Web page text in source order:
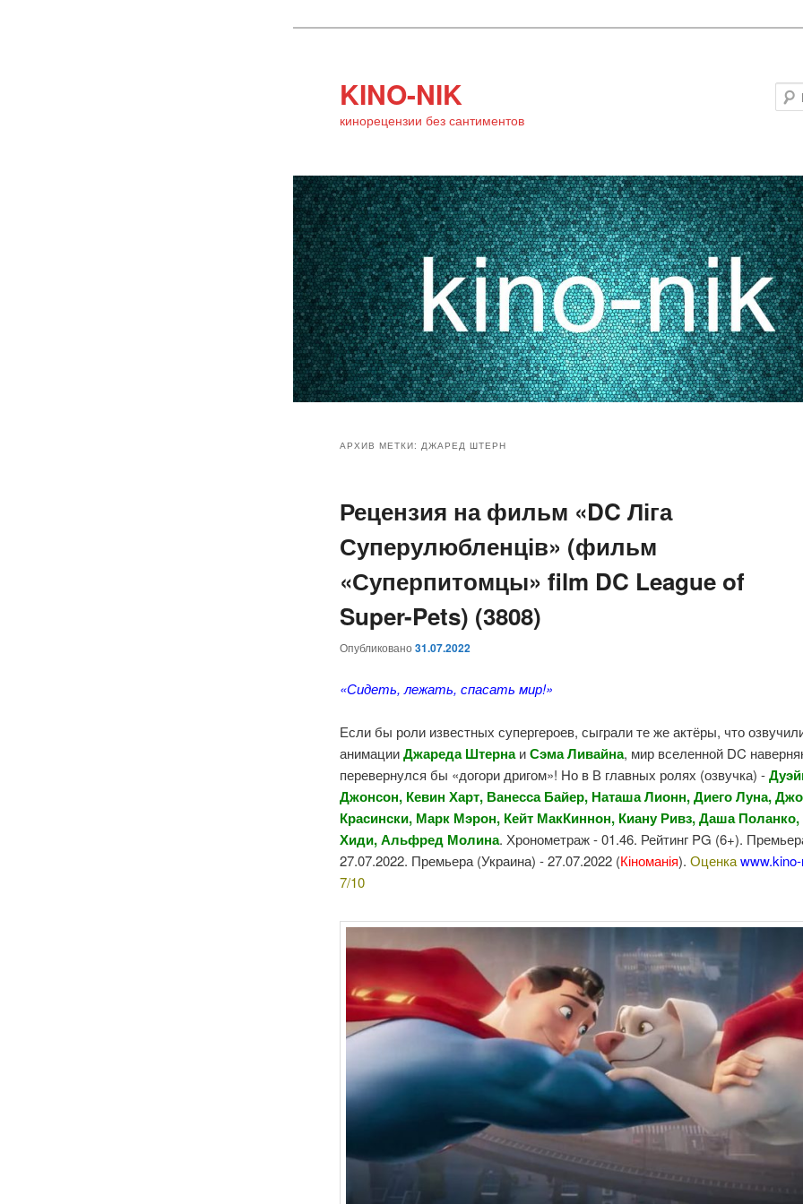
KINO-NIK
кинорецензии без сантиментов
основному
содержимому
дополнительному
содержимому
АРХИВ МЕТКИ: ДЖАРЕД ШТЕРН
Рецензия на фильм «DC Ліга
Суперулюбленців» (фильм
«Суперпитомцы» film DC League of
Super-Pets) (3808)
Опубликовано31.07.2022
«Сидеть, лежать, спасать мир!»
Если бы роли известных супергероев, сыграли те же актёры, что
анимацииДжареда ШтернаиСэма Ливайна, мир вселенной DC
перевернулся бы «догори дригом»! Но в В главных ролях (озвучка) -
Джонсон, Кевин Харт, Ванесса Байер, Наташа Лионн, Диего Луна,
Красински, Марк Мэрон, Кейт МакКиннон, Киану Ривз, Даша
Хиди, Альфред Молина. Хронометраж - 01.46. Рейтинг PG (6+).
27.07.2022. Премьера (Украина) - 27.07.2022 (Кіноманія).Оценка
7/10